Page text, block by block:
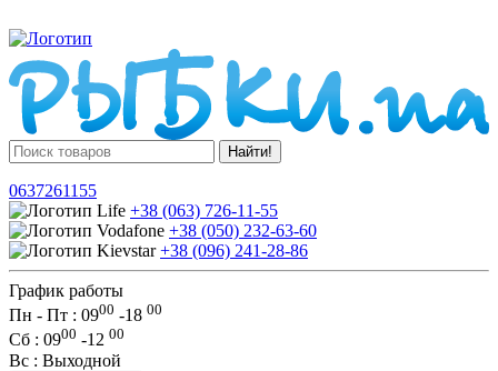
Найти!
0637261155
+38 (063) 726-11-55
+38 (050) 232-63-60
+38 (096) 241-28-86
График работы
Пн - Пт : 0900 -18 00
Сб : 0900 -12 00
Вс : Выходной